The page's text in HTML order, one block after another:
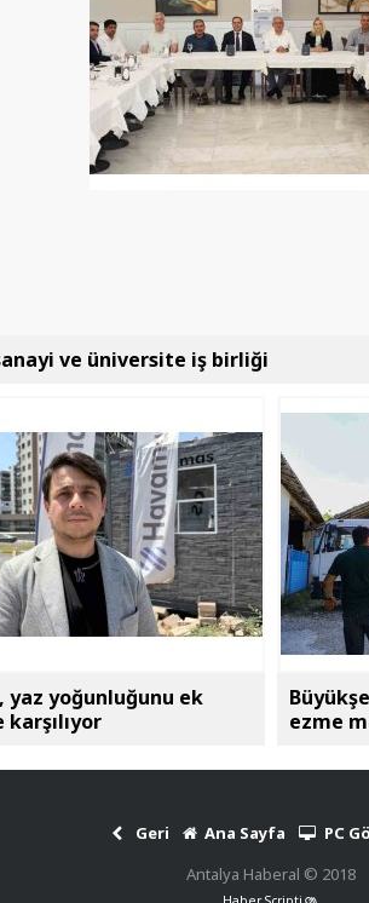
sanayi ve üniversite iş birliği
yaz yoğunluğunu ek
ezme
Geri Ana Sayfa
PC
Antalya Haberal © 2018